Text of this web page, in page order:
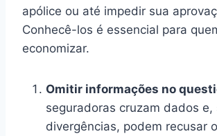
apólice ou até impedir sua
Conhecê-los é essencial para
economizar.
Omitir informações no
seguradoras cruzam dados e,
divergências, podem recusar